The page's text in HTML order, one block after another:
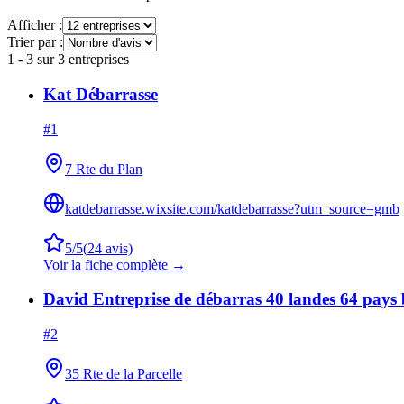
Afficher :
Trier par :
1 - 3 sur3 entreprises
Kat Débarrasse
#1
7 Rte du Plan
katdebarrasse.wixsite.com/katdebarrasse?utm_source=gmb
5/5(24 avis)
Voir la fiche complète →
David Entreprise de débarras 40 landes 64
#2
35 Rte de la Parcelle